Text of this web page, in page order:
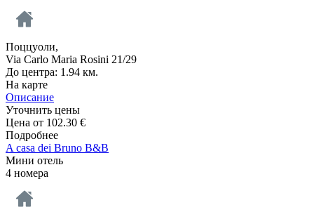
Поццуоли,
Via Carlo Maria Rosini 21/29
До центра: 1.94 км.
На карте
Описание
Уточнить цены
Цена от 102.30 €
Подробнее
A casa dei Bruno B&B
Мини отель
4 номера